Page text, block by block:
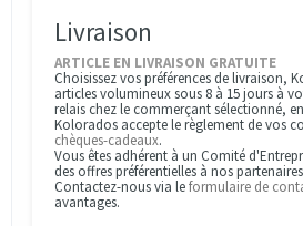
Livraison
ARTICLE EN LIVRAISON GRATUITE
Choisissez vos préférences de livraison,
articles volumineux sous 8 à 15 jours à
relais chez le commerçant sélectionné,
Kolorados accepte le règlement de vos
chèques-cadeaux.
Vous êtes adhérent à un Comité
des offres préférentielles à nos
Contactez-nous via leformulaire de
avantages.